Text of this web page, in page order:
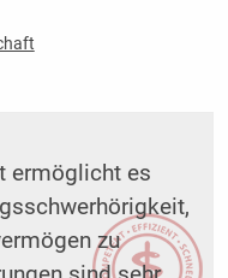
ermöglicht es
zu